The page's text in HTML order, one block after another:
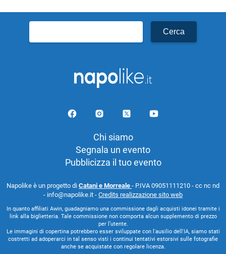
per:
Chi siamo
Segnala un evento
Pubblicizza il tuo evento
Napolike è un progetto di Catani e Morreale - P.IVA 09051111210 - cc nc nd
- info@napolike.it - Credits realizzazione sito web
In quanto affiliati Awin, guadagniamo una commissione dagli acquisti idonei tramite i
link alla biglietteria. Tale commissione non comporta alcun supplemento di prezzo
per l’utente.
Le immagini di copertina potrebbero esser sviluppate con l'ausilio dell'IA, siamo stati
costretti ad adoperarci in tal senso visti i continui tentativi estorsivi sulle fotografie
anche se acquistate con regolare licenza.